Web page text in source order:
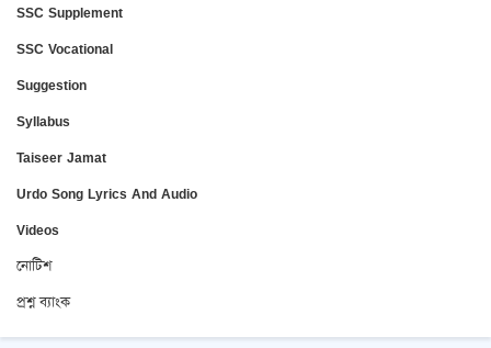
SSC Supplement
SSC Vocational
Suggestion
Syllabus
Taiseer Jamat
Urdo Song Lyrics And Audio
Videos
নোটিশ
প্রশ্ন ব্যাংক